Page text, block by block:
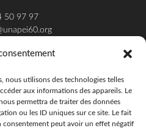
nous utilisons des technologies telles
aux informations des appareils. Le
permettra de traiter des données
ou les ID uniques sur ce site. Le fait
consentement peut avoir un effet négatif
50 97 97